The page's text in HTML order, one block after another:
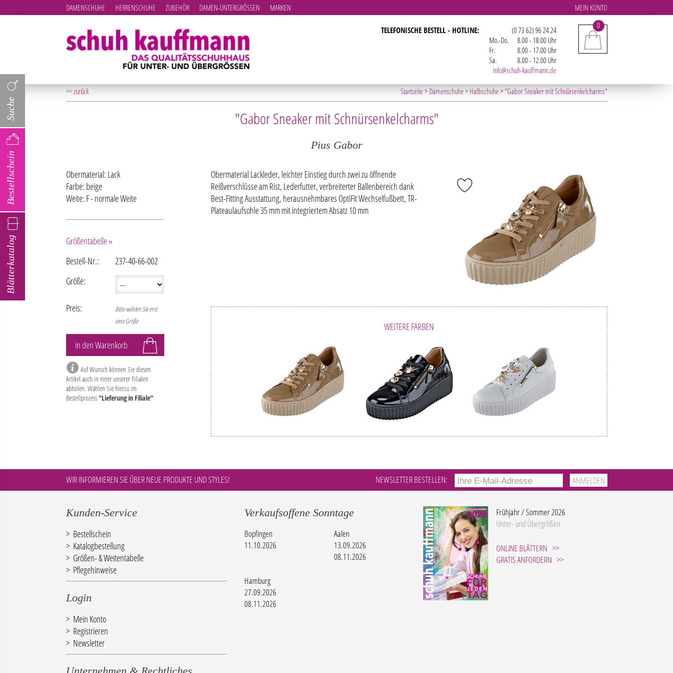
Blätterkatalog
Bestellschein
Suche
MEIN KONTO
DAMENSCHUHE HERRENSCHUHE ZUBEHÖR DAMEN-UNTERGRÖSSEN
MARKEN
0
TELEFONISCHE BESTELL - HOTLINE:
(0 73 62) 96 24 24
Mo.-Do.
8.00 - 18.00 Uhr
Fr.
8.00 - 17.00 Uhr
Sa.
8.00 - 12.00 Uhr
info@schuh-kauffmann.de
<< zurück Startseite> Damenschuhe> Halbschuhe> "Gabor Sneaker mit Schnürsenkelcharms"
"Gabor Sneaker mit Schnürsenkelcharms"
Pius Gabor
Obermaterial Lackleder, leichter Einstieg durch zwei zu öffnende
Reißverschlüsse am Rist, Lederfutter, verbreiterter Ballenbereich dank
Best-Fitting Ausstattung, herausnehmbares OptiFit Wechselfußbett, TR-
Plateaulaufsohle 35 mm mit integriertem Absatz 10 mm
WEITERE FARBEN
Obermaterial: Lack
Farbe: beige
Weite: F - normale Weite
Größentabelle »
Bestell-Nr.:
237-40-66-002
Größe:
Preis:
Bitte wählen Sie erst
eine Größe
Auf Wunsch können Sie diesen
Artikel auch in einer unserer Filialen
abholen. Wählen Sie hierzu im
Bestellprozess"Lieferung in Filiale"
WIR INFORMIEREN SIE ÜBER NEUE PRODUKTE UND STYLES! NEWSLETTER BESTELLEN:
Kunden-Service
Bestellschein
Katalogbestellung
Größen- & Weitentabelle
Pflegehinweise
Login
Mein Konto
Registrieren
Newsletter
Verkaufsoffene Sonntage
Bopfingen
11.10.2026
Aalen
13.09.2026
08.11.2026
Hamburg
27.09.2026
08.11.2026
Frühjahr / Sommer 2026
Unter- und Übergrößen
ONLINE BLÄTTERN
GRATIS ANFORDERN